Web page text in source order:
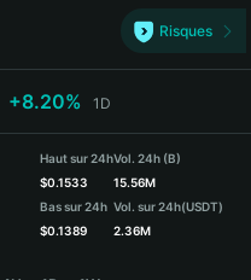
Risques
+8.20% 1D
Haut sur 24h
$0.1533
Bas sur 24h
$0.1389
Vol. 24h (B)
15.56M
Vol. sur 24h(USDT)
2.36M